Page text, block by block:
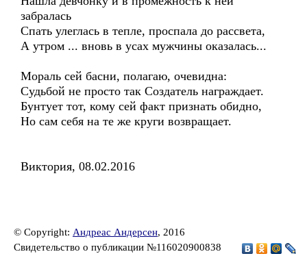
забралась
Спать улеглась в тепле, проспала до рассвета,
А утром ... вновь в усах мужчины оказалась...
Мораль сей басни, полагаю, очевидна:
Судьбой не просто так Создатель награждает.
Бунтует тот, кому сей факт признать обидно,
Но сам себя на те же круги возвращает.
Виктория, 08.02.2016
© Copyright: Андреас Андерсен, 2016
Свидетельство о публикации №116020900838